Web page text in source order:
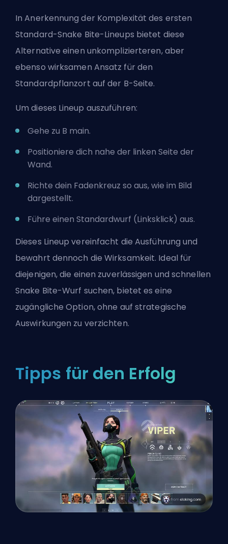
In Anerkennung der Komplexität des ersten
Standard-Snake Bite-Lineups bietet diese
Alternative einen unkomplizierteren, aber
ebenso wirksamen Ansatz für den
Standardpflanzort auf der B-Seite.
Um dieses Lineup auszuführen:
Gehe zu B main.
Positioniere dich nahe der linken Seite der
Wand.
Richte dein Fadenkreuz so aus, wie im Bild
dargestellt.
Führe einen Standardwurf (Linksklick) aus.
Dieses Lineup vereinfacht die Ausführung und
bewahrt dennoch die Wirksamkeit. Ideal für
diejenigen, die einen zuverlässigen und schnellen
Snake Bite-Wurf suchen, bietet es eine
zugängliche Option, ohne auf strategische
Auswirkungen zu verzichten.
Tipps für den Erfolg